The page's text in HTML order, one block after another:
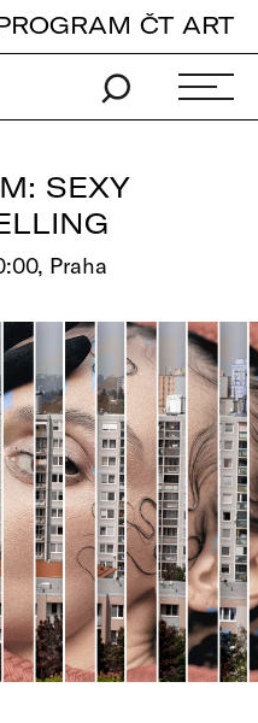
ČT ART
SEXY
Praha